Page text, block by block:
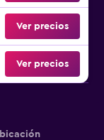
Ver precios
Ver precios